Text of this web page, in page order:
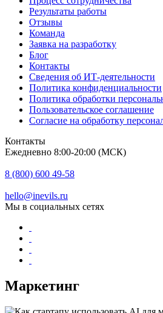
Результаты работы
Отзывы
Команда
Заявка на разработку
Блог
Контакты
Сведения об ИТ-деятельности
Политика конфиденциальности
Политика обработки
Пользовательское соглашение
Согласие на обработку
Контакты
Ежедневно 8:00-20:00 (МСК)
8 (800) 600 49-58
hello@inevils.ru
Мы в социальных сетях
Маркетинг